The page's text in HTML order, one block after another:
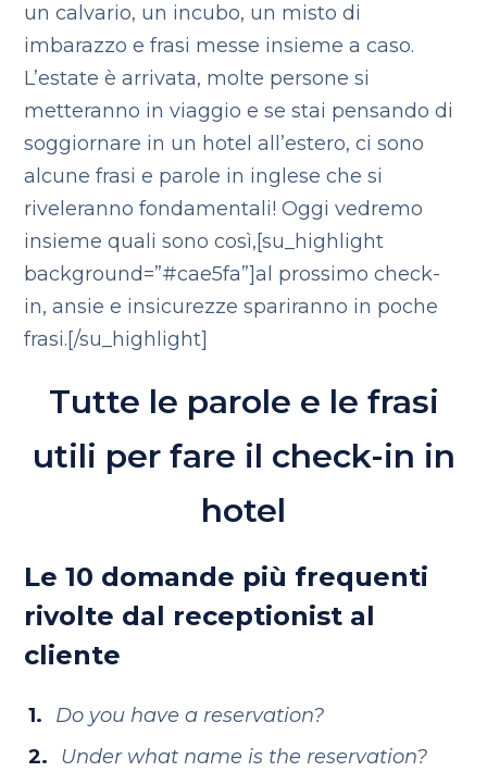
un calvario, un incubo, un misto di
imbarazzo e frasi messe insieme a caso.
L’estate è arrivata, molte persone si
metteranno in viaggio e se stai pensando di
soggiornare in un hotel all’estero, ci sono
alcune frasi e parole in inglese che si
riveleranno fondamentali! Oggi vedremo
insieme quali sono così,[su_highlight
background=”#cae5fa”]al prossimo check-
in, ansie e insicurezze spariranno in poche
frasi.[/su_highlight]
Tutte le parole e le frasi
utili per fare il check-in in
hotel
Le 10 domande più frequenti
rivolte dal receptionist al
cliente
Do you have a reservation?
Under what name is the reservation?